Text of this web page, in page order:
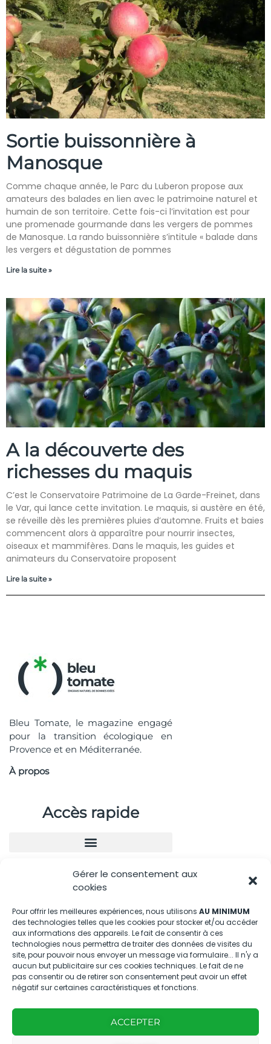
Gérer le consentement aux
cookies
Pour offrir les meilleures expériences, nous utilisons AU MINIMUM
des technologies telles que les cookies pour stocker et/ou accéder
aux informations des appareils. Le fait de consentir à ces
technologies nous permettra de traiter des données de visites du
site, pour pouvoir nous envoyer un message via formulaire... Il n'y a
aucun but publicitaire sur ces cookies techniques. Le fait de ne
pas consentir ou de retirer son consentement peut avoir un effet
négatif sur certaines caractéristiques et fonctions.
ACCEPTER
Sortie buissonnière à
Manosque
Comme chaque année, le Parc du Luberon propose aux
amateurs des balades en lien avec le patrimoine naturel et
humain de son territoire. Cette fois-ci l’invitation est pour
une promenade gourmande dans les vergers de pommes
de Manosque. La rando buissonnière s’intitule « balade dans
les vergers et dégustation de pommes
Lire la suite »
A la découverte des
richesses du maquis
C’est le Conservatoire Patrimoine de La Garde-Freinet, dans
le Var, qui lance cette invitation. Le maquis, si austère en été,
se réveille dès les premières pluies d’automne. Fruits et baies
commencent alors à apparaître pour nourrir insectes,
oiseaux et mammifères. Dans le maquis, les guides et
animateurs du Conservatoire proposent
Lire la suite »
Bleu Tomate, le magazine engagé
pour la transition écologique en
Provence et en Méditerranée.
À propos
Accès rapide
Nous contacter
04.88.08.75.28
contactBT@bleu-tomate.fr
Kit média
Kit média Bleu Tomate
Nous suivre